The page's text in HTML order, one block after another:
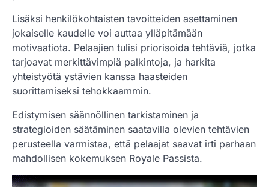
Lisäksi henkilökohtaisten tavoitteiden asettaminen
jokaiselle kaudelle voi auttaa ylläpitämään
motivaatiota. Pelaajien tulisi priorisoida tehtäviä, jotka
tarjoavat merkittävimpiä palkintoja, ja harkita
yhteistyötä ystävien kanssa haasteiden
suorittamiseksi tehokkaammin.
Edistymisen säännöllinen tarkistaminen ja
strategioiden säätäminen saatavilla olevien tehtävien
perusteella varmistaa, että pelaajat saavat irti parhaan
mahdollisen kokemuksen Royale Passista.